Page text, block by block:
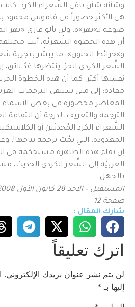
وشأنه شأن باقي الشُّعراء الكرد،
هي الأكثر حضوراً في قاموس محمود
صوغه لـ»نهر»ه. ولن يألو قارئ «نهر
أن هذه الخطوة الشِّعريَّة، أتت
و»خرائط الجنون»، ما يبشِّر بتجربة
الشِّعر الكردي الحرّ، ينتظرها غدٌ
نفسها أكثر. كما أن هذه الخطوة
مفاده: إلى متى ستبقى الترجمات
المعاصر محصورة في بعض الأسماء
الترجمة والتعريف، لدرجة أن الثقافة
الشُّعراء الكرد المُحدثين أو
المعدودة، التي تمَّت ترجمة نتاجها!.
إن بقاء هذه الظاهرة مستحكمة في
العربيَّة إلى الشِّعر الكردي الحديث،
بالجهل.
صفحة 12
شارك المقال :
اترك تعليقاً
لن يتم نشر عنوان بريدك الإلكتروني.
إليها بـ *